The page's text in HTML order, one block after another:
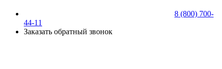
8 (800) 700-
44-11
Заказать обратный звонок